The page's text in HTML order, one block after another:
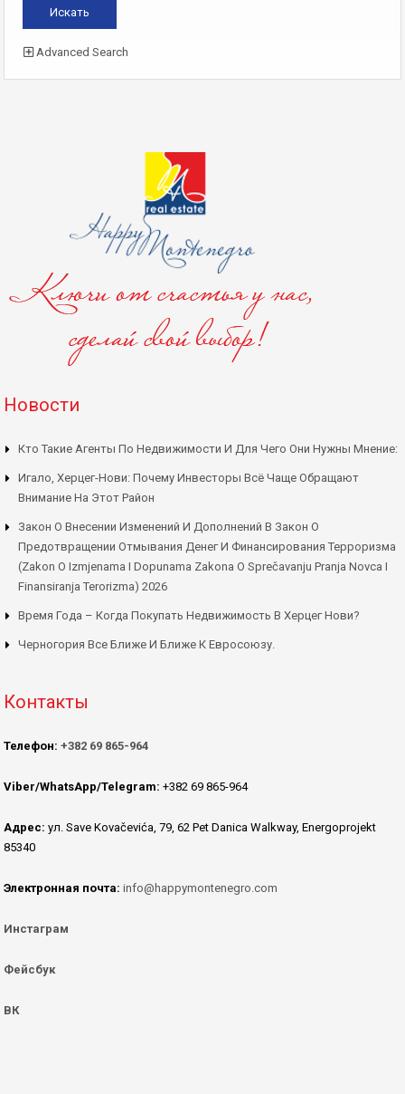
Advanced Search
Новости
Кто Такие Агенты По Недвижимости И Для Чего Они Нужны Мнение:
Игало, Херцег-Нови: Почему Инвесторы Всё Чаще Обращают
Внимание На Этот Район
Закон О Внесении Изменений И Дополнений В Закон О
Предотвращении Отмывания Денег И Финансирования Терроризма
(Zakon O Izmjenama I Dopunama Zakona O Sprečavanju Pranja Novca I
Finansiranja Terorizma) 2026
Время Года – Когда Покупать Недвижимость В Херцег Нови?
Черногория Все Ближе И Ближе К Евросоюзу.
Контакты
Телефон: +382 69 865-964
Viber/WhatsApp/Telegram: +382 69 865-964
Адрес: ул. Save Kovačevića, 79, 62 Pet Danica Walkway, Energoprojekt
85340
Электронная почта: info@happymontenegro.com
Инстаграм
Фейсбук
ВК